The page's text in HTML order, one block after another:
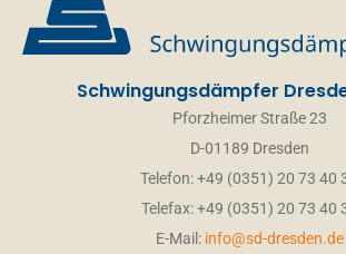
Schwingungsdämpfer
Pforzheimer Straße 23
D-01189 Dresden
Telefon: +49 (0351) 20 73 40
Telefax: +49 (0351) 20 73 40
E-Mail: info@sd-dresden.de